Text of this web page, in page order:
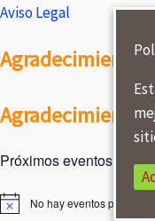
Aviso Legal
Agradecimientos
Agradecimientos
Próximos eventos
No hay eventos